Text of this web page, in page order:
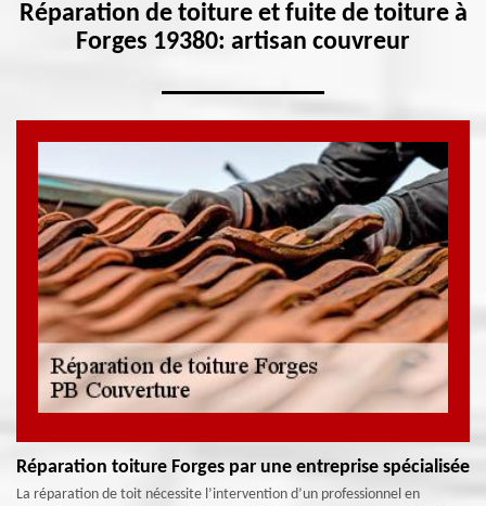
Réparation de toiture et fuite de toiture à
Forges 19380: artisan couvreur
Réparation toiture Forges par une entreprise spécialisée
La réparation de toit nécessite l’intervention d’un professionnel en